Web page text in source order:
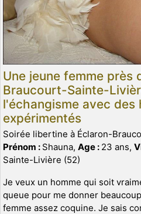
Une jeune femme près
Braucourt-Sainte-
l'échangisme avec des
expérimentés
Soirée libertine à Éclaron-
Prénom : Shauna, Age : 23 ans,
Sainte-Livière (52)
Je veux un homme qui soit
queue pour me donner
femme assez coquine. Je sais